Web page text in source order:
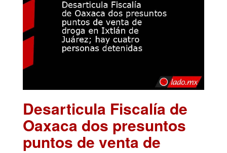
Desarticula Fiscalía de
Oaxaca dos presuntos
puntos de venta de